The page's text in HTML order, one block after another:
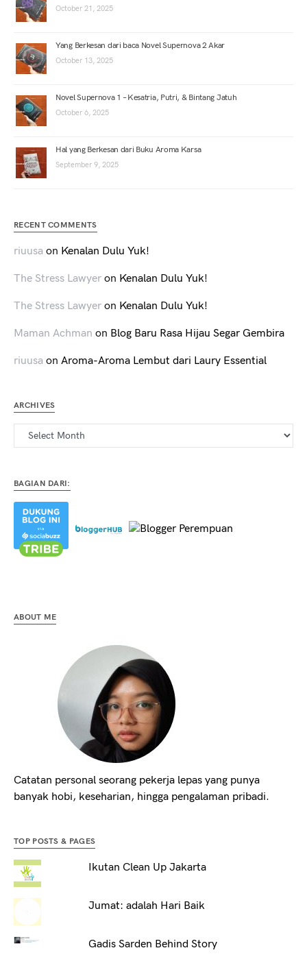
October 21, 2025
Yang Berkesan dari baca Novel Supernova 2 Akar
October 13, 2025
Novel Supernova 1 – Kesatria, Putri, & Bintang Jatuh
October 6, 2025
Hal yang Berkesan dari Buku Aroma Karsa
September 9, 2025
RECENT COMMENTS
riuusa on Kenalan Dulu Yuk!
The Stress Lawyer on Kenalan Dulu Yuk!
The Stress Lawyer on Kenalan Dulu Yuk!
Maman Achman on Blog Baru Rasa Hijau Segar Gembira
riuusa on Aroma-Aroma Lembut dari Laury Essential
ARCHIVES
Archives
BAGIAN DARI:
ABOUT ME
Catatan personal seorang pekerja lepas yang punya
banyak hobi, keseharian, hingga pengalaman pribadi.
TOP POSTS & PAGES
Ikutan Clean Up Jakarta
Jumat: adalah Hari Baik
Gadis Sarden Behind Story